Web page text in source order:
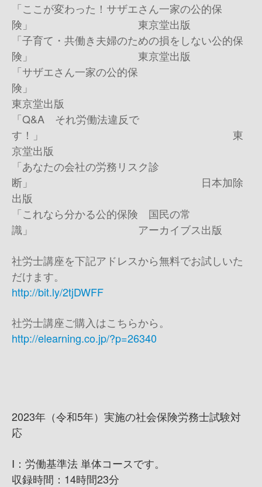
「ここが変わった！サザエさん一家の公的保
険」 東京堂出版
「子育て・共働き夫婦のための損をしない公的保
険」 東京堂出版
「サザエさん一家の公的保
険」
東京堂出版
「Q&A それ労働法違反で
す！」 東
京堂出版
「あなたの会社の労務リスク診
断」 日本加除
出版
「これなら分かる公的保険 国民の常
識」 アーカイブス出版
社労士講座を下記アドレスから無料でお試しいた
だけます。
http://bit.ly/2tjDWFF
社労士講座ご購入はこちらから。
http://elearning.co.jp/?p=26340
2023年（令和5年）実施の社会保険労務士試験対
応
Ⅰ：労働基準法 単体コースです。
収録時間：14時間23分